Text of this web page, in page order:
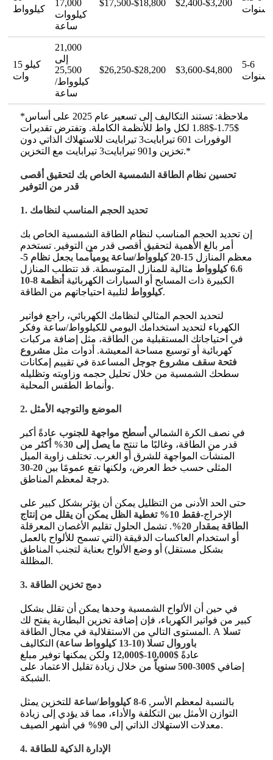
كيلوواط
17,000
كيلووات
ساعة
$17,500-$18,800 $2,400-$3,200
سنوات
15 كيلو
وات
21,000
إلى
25,500
كيلوواط/
ساعة
$26,250-$28,200 $3,600-$4,800
5-6
سنوات
*ملاحظة: تستند التكاليف إلى تسعير عام 2025 على أساس
$1.75-$1.88 لكل واط للأنظمة الكاملة
. وتفترض تقديرات
الوفورات 601 تيرابايت3 تيرابايت للاستهلاك الذاتي دون
تخزين و901 تيرابايت3 تيرابايت مع التخزين.*
تحسين نظام الطاقة الشمسية الخاص بك لتحقيق أقصى
قدر من التوفير
1. تحديد الحجم المناسب لنظامك
إن تحديد الحجم المناسب لنظام الطاقة الشمسية الخاص بك
أمر بالغ الأهمية لتحقيق أقصى قدر من التوفير. تستخدم
معظم المنازل 15-20 كيلوواط/ساعة يومياً مما يجعل
نظام 5-
6.6 كيلوواط
مثالية للمنازل المتوسطة. قد تتطلب المنازل
الكبيرة ذات المسابح أو السيارات الكهربائية
أنظمة 8-10
كيلوواطلتلبية احتياجاتهم من الطاقة.
لتحديد الحجم المثالي لنظامك الكهربائي، راجع فواتير
الكهرباء لتحديد استخدامك اليومي للكيلوواط/ساعة وفكر
في احتياجاتك المستقبلية من الطاقة، مثل إضافة مركبات
كهربائية أو توسيع مساحة المعيشة. أدوات مثل مشروع
فتحة سقف مشروع جوجل المساعدة في تقييم إمكانات
سطحك الشمسية من خلال تحليل حجمه وزاويته وتظليله
وأنماط الطقس المحلية.
2. الموضع والتوجيه الأمثل
في نصف الكرة الشمالي أسطح مواجهة للجنوب عادةً أكبر
قدر من الطاقة، وغالبًا ما تنتج ما يصل إلى 30% أكثر
من
المنشآت المواجهة للشرق أو الغرب. تختلف زاوية الميل
المثلى حسب خط العرض، ولكنها تقع عمومًا بين
20-30
درجةلمعظم المناطق.
حتى الحد الأدنى من التظليل يمكن أن يؤثر بشكل كبير على
الإخراج-
فقط 10% تغطية الظل يمكن أن يقلل من إنتاج
الطاقة بمقدار 20%
. تشمل الحلول تقليم الأغصان المعرقلة
أو استخدام العاكسات الدقيقة (التي تسمح للألواح بالعمل
بشكل مستقل) أو وضع الألواح بعناية لتجنب المناطق
المظللة.
3. دمج تخزين الطاقة
في حين أن الألواح الشمسية وحدها يمكن أن تقلل بشكل
كبير من فواتير الكهرباء، فإن إضافة تخزين البطارية يفتح لك
المستوى التالي من الاستقلالية في مجال الطاقة. Aتسلا
باوروال تسلا (10-13 كيلوواط ساعة)
التكاليف
عادةً $10,000-$12,000
ولكن يمكنها توفير مبلغ
إضافي $300-500 سنوياً
من خلال زيادة تقليل الاعتماد على
الشبكة .
بالنسبة لمعظم الأسر, 6-8 كيلوواط/ساعة
للتخزين يمثل
التوازن الأمثل بين التكلفة والأداء، مما قد يؤدي إلى زيادة
معدلات الاستهلاك الذاتي إلى 90% في أشهر الصيف .
4. الإدارة الذكية للطاقة